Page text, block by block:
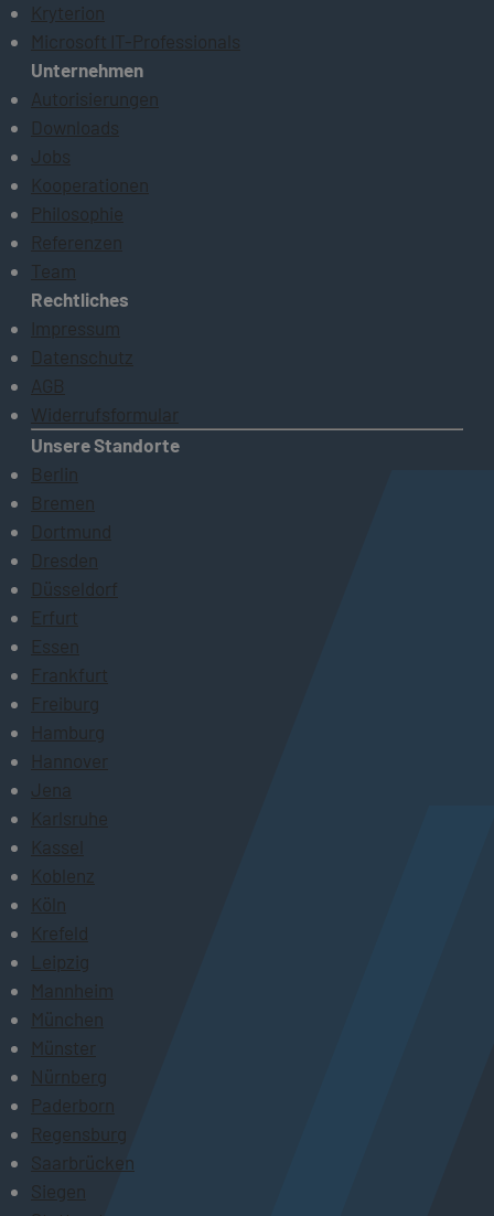
Kryterion
Microsoft IT-Professionals
Unternehmen
Autorisierungen
Downloads
Jobs
Kooperationen
Philosophie
Referenzen
Team
Rechtliches
Impressum
Datenschutz
AGB
Widerrufsformular
Unsere Standorte
Berlin
Bremen
Dortmund
Dresden
Düsseldorf
Erfurt
Essen
Frankfurt
Freiburg
Hamburg
Hannover
Jena
Karlsruhe
Kassel
Koblenz
Köln
Krefeld
Leipzig
Mannheim
München
Münster
Nürnberg
Paderborn
Regensburg
Saarbrücken
Siegen